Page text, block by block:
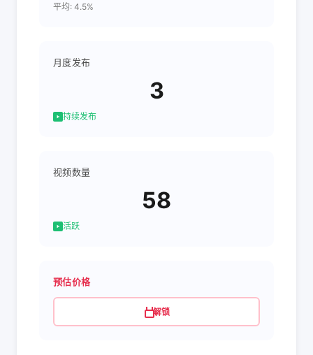
平均: 4.5%
月度发布
3
持续发布
视频数量
58
活跃
预估价格
解锁